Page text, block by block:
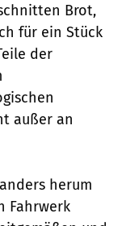
Brot,
für ein Stück
der
außer an
herum
Fahrwerk